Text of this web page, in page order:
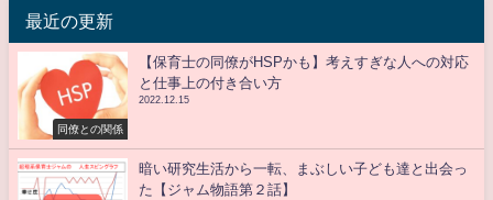
最近の更新
同僚との関係
【保育士の同僚がHSPかも】考えすぎな人への対応
と仕事上の付き合い方
2022.12.15
暗い研究生活から一転、まぶしい子ども達と出会っ
た【ジャム物語第２話】